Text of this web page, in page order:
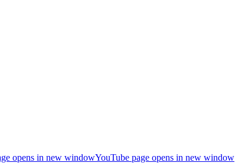
opens in new windowYouTube page opens in new window